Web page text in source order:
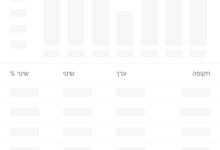
תקופה ערך שינוי שינוי %